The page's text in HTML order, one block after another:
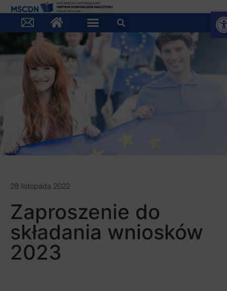
28 listopada 2022
Zaproszenie do
składania wniosków
2023